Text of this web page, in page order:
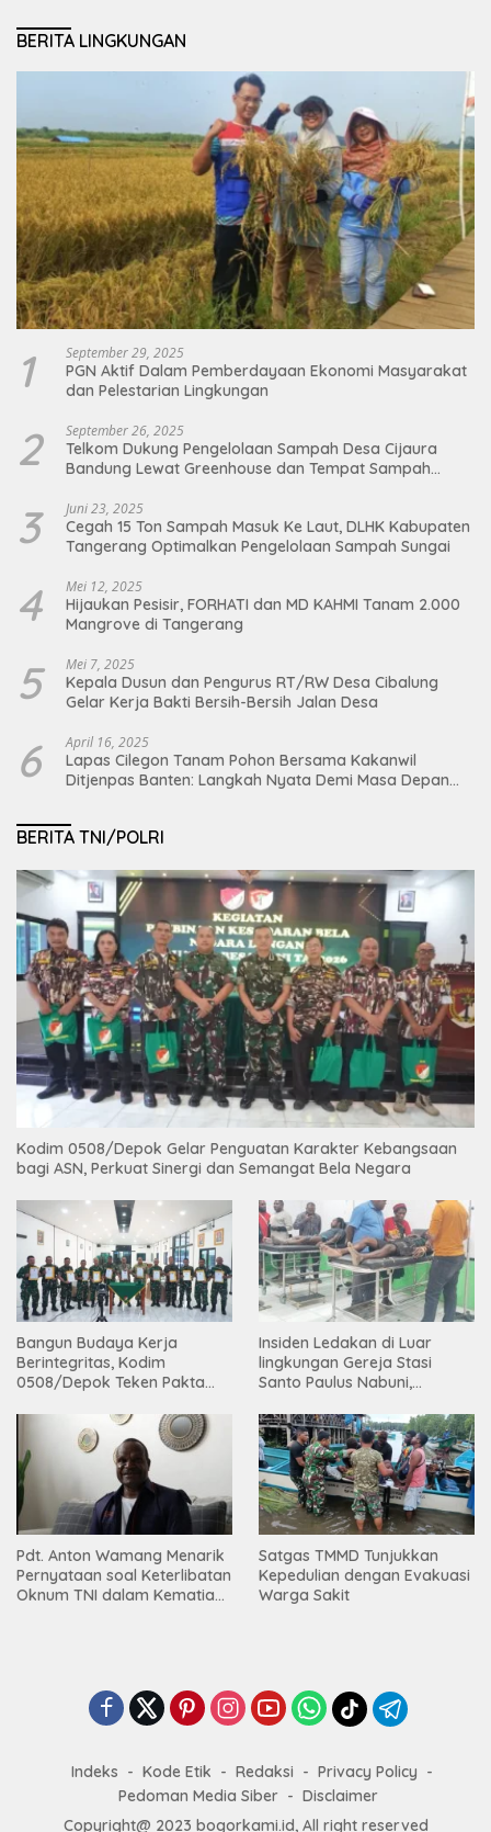
BERITA LINGKUNGAN
1 September 29, 2025
PGN Aktif Dalam Pemberdayaan Ekonomi Masyarakat
dan Pelestarian Lingkungan
2 September 26, 2025
Telkom Dukung Pengelolaan Sampah Desa Cijaura
Bandung Lewat Greenhouse dan Tempat Sampah
3 Juni 23, 2025
Cegah 15 Ton Sampah Masuk Ke Laut, DLHK Kabupaten
Tangerang Optimalkan Pengelolaan Sampah Sungai
4 Mei 12, 2025
Hijaukan Pesisir, FORHATI dan MD KAHMI Tanam 2.000
Mangrove di Tangerang
5 Mei 7, 2025
Kepala Dusun dan Pengurus RT/RW Desa Cibalung
Gelar Kerja Bakti Bersih-Bersih Jalan Desa
6 April 16, 2025
Lapas Cilegon Tanam Pohon Bersama Kakanwil
Ditjenpas Banten: Langkah Nyata Demi Masa Depan
BERITA TNI/POLRI
Kodim 0508/Depok Gelar Penguatan Karakter Kebangsaan
bagi ASN, Perkuat Sinergi dan Semangat Bela Negara
Bangun Budaya Kerja
Berintegritas, Kodim
0508/Depok Teken Pakta
Insiden Ledakan di Luar
lingkungan Gereja Stasi
Santo Paulus Nabuni,
Pdt. Anton Wamang Menarik
Pernyataan soal Keterlibatan
Oknum TNI dalam Kematian
Satgas TMMD Tunjukkan
Kepedulian dengan Evakuasi
Warga Sakit
Indeks Kode Etik Redaksi
Privacy Policy
Pedoman Media Siber
Disclaimer
Copyright@ 2023 bogorkami.id, All right reserved